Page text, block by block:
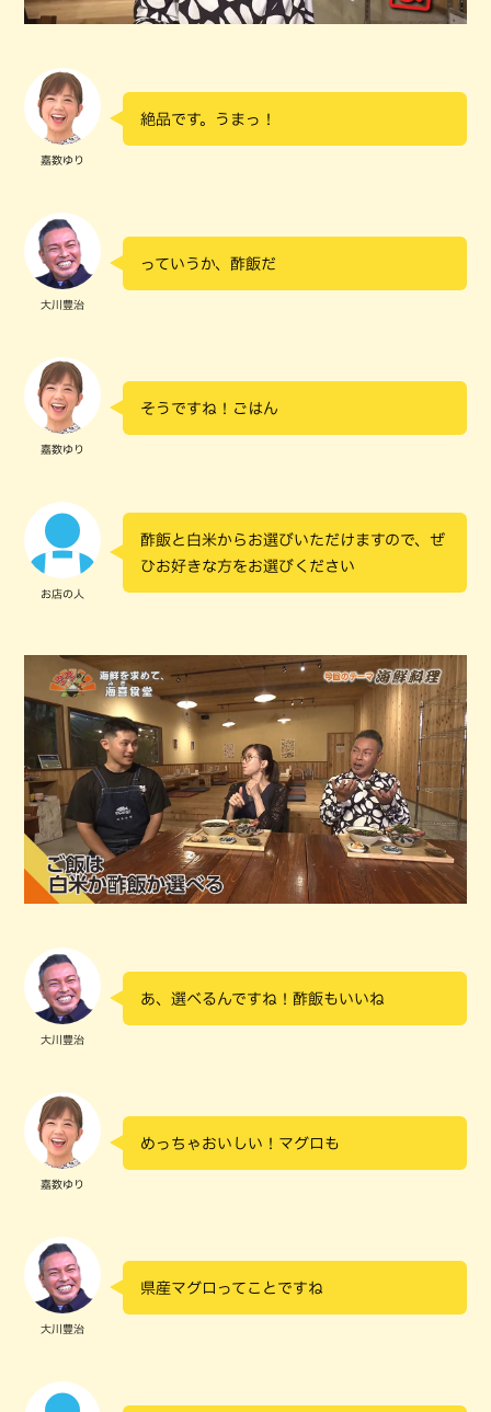
嘉数ゆり
絶品です。うまっ！
大川豊治
っていうか、酢飯だ
嘉数ゆり
そうですね！ごはん
お店の人
酢飯と白米からお選びいただけますので、ぜ
ひお好きな方をお選びください
大川豊治
あ、選べるんですね！酢飯もいいね
嘉数ゆり
めっちゃおいしい！マグロも
大川豊治
県産マグロってことですね